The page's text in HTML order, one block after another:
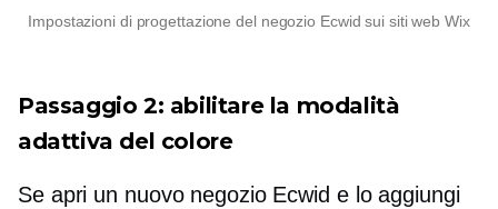
Impostazioni di progettazione del negozio Ecwid sui siti web Wix
Passaggio 2: abilitare la modalità
adattiva del colore
Se apri un nuovo negozio Ecwid e lo aggiungi